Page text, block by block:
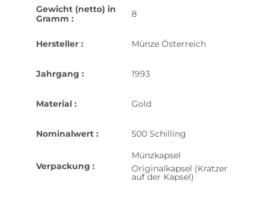
Gewicht (netto) in
Gramm :
8
Hersteller : Münze Österreich
Jahrgang : 1993
Material : Gold
Nominalwert : 500 Schilling
Verpackung :
Münzkapsel
Originalkapsel (Kratzer
auf der Kapsel)